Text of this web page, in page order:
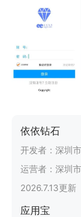
依依钻石
开发者： 深圳
运营者： 深圳
2026.7.13更新
应用宝